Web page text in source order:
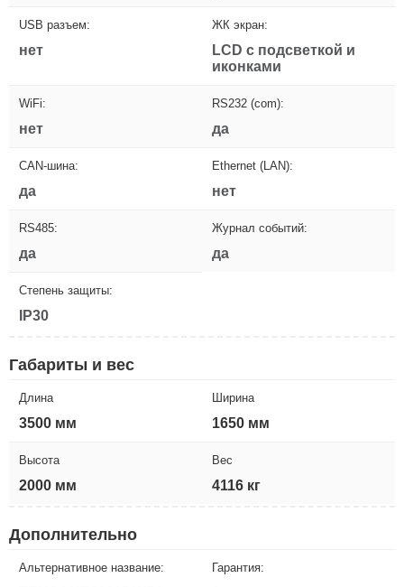
USB разъем:
нет
ЖК экран:
LCD с подсветкой и
иконками
WiFi:
нет
RS232 (com):
да
CAN-шина:
да
Ethernet (LAN):
нет
RS485:
да
Журнал событий:
да
Степень защиты:
IP30
Габариты и вес
Длина
3500 мм
Ширина
1650 мм
Высота
2000 мм
Вес
4116 кг
Дополнительно
Альтернативное название: Гарантия: